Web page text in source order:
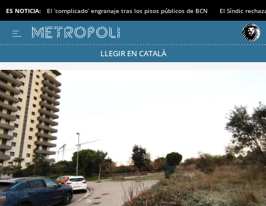
ES NOTICIA: El ‘complicado’ engranaje tras los pisos públicos de BCN El Síndic
LLEGIR EN CATALÀ
Pásate al MODO AHORRO